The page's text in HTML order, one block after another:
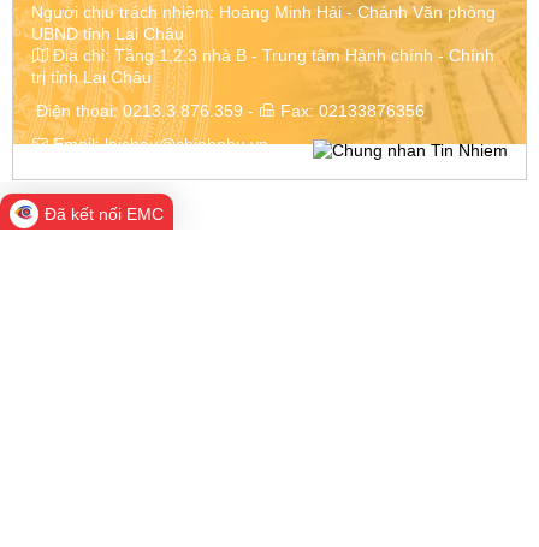
Người chịu trách nhiệm: Hoàng Minh Hải - Chánh Văn phòng
UBND tỉnh Lai Châu
Địa chỉ: Tầng 1,2,3 nhà B - Trung tâm Hành chính - Chính
trị tỉnh Lai Châu
Điện thoại:0213.3.876.359 - Fax: 02133876356
Email:laichau@chinhphu.vn
Đã kết nối EMC